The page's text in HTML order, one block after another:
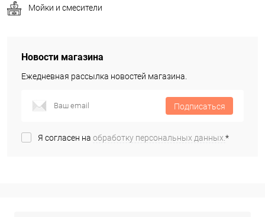
Мойки и смесители
Новости магазина
Ежедневная рассылка новостей магазина.
Подписаться
Я согласен на обработку персональных данных.*